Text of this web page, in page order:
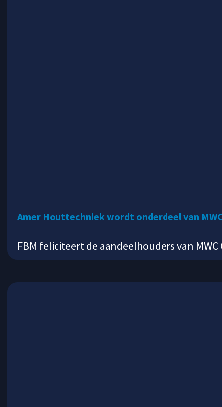
Amer Houttechniek wordt onderdeel van MWC
FBM feliciteert de aandeelhouders van